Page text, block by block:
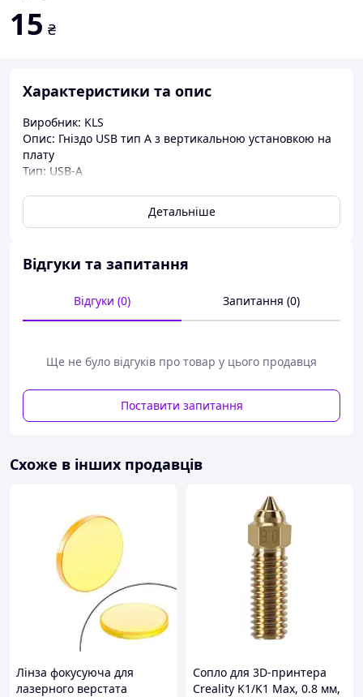
15 ₴
Характеристики та опис
Виробник: KLS
Опис: Гніздо USB тип А з вертикальною установкою на
плату
Тип: USB-A
Мех.монтаж: на плату
Детальніше
Відгуки та запитання
Відгуки (0) Запитання (0)
Ще не було відгуків про товар у цього продавця
Поставити запитання
Схоже в інших продавців
Лінза фокусуюча для
лазерного верстата
Сопло для 3D-принтера
Creality K1/K1 Max, 0.8 мм,